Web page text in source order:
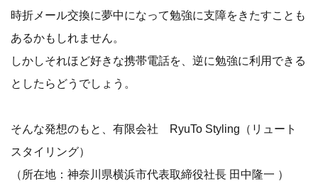
時折メール交換に夢中になって勉強に支障をきたすことも
あるかもしれません。
しかしそれほど好きな携帯電話を、逆に勉強に利用できる
としたらどうでしょう。
そんな発想のもと、有限会社 RyuTo Styling（リュート
スタイリング）
（所在地：神奈川県横浜市代表取締役社長 田中隆一 ）